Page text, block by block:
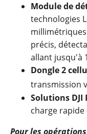
Module de
technologies
précis,
allant jusqu'à
Dongle 2
transmission
Solutions DJI
charge rapide
Pour les